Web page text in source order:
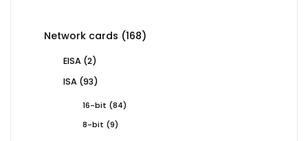
Network cards 168168
EISA 22
ISA 9393
16-bit 8484
8-bit
99